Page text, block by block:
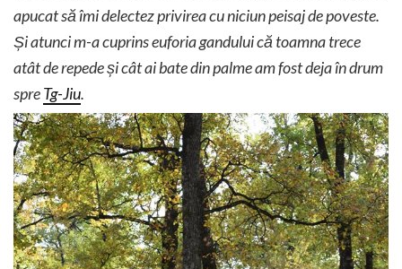
apucat să îmi delectez privirea cu niciun peisaj de poveste.
Și atunci m-a cuprins euforia gandului că toamna trece
atât de repede și cât ai bate din palme am fost deja în drum
spreTg-Jiu.